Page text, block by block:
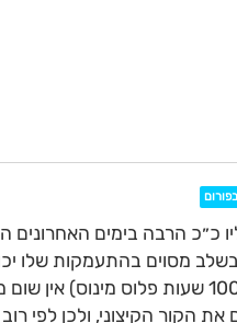
כ״כ הרבה בימים האחרונים
מסוים בהתעמקות שלו
בטווח הנורמלי (בערך עד 100 שעות
את הקור הקיצוני, ולכן לפי